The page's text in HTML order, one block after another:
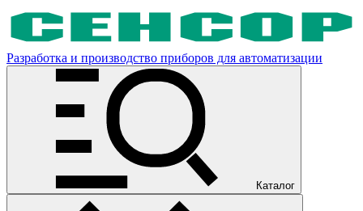
Разработка и производство приборов для автоматизации
Каталог